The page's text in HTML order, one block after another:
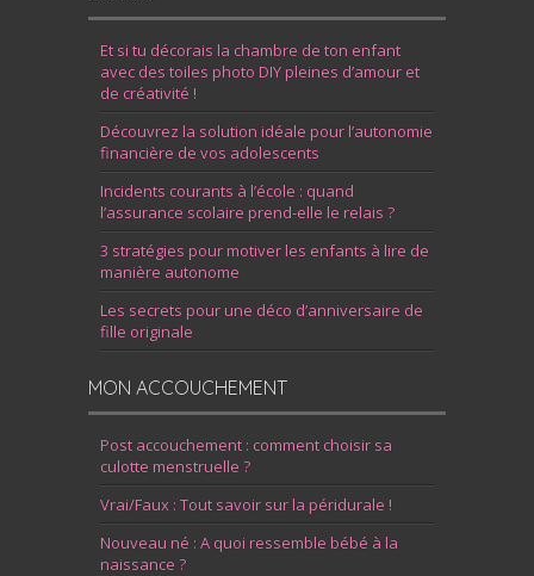
Et si tu décorais la chambre de ton enfant
avec des toiles photo DIY pleines d’amour et
de créativité !
Découvrez la solution idéale pour l’autonomie
financière de vos adolescents
Incidents courants à l’école : quand
l’assurance scolaire prend-elle le relais ?
3 stratégies pour motiver les enfants à lire de
manière autonome
Les secrets pour une déco d’anniversaire de
fille originale
MON ACCOUCHEMENT
Post accouchement : comment choisir sa
culotte menstruelle ?
Vrai/Faux : Tout savoir sur la péridurale !
Nouveau né : A quoi ressemble bébé à la
naissance ?